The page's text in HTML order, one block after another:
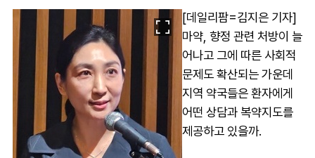
[데일리팜=김지은 기자]
마약, 향정 관련 처방이 늘
어나고 그에 따른 사회적
문제도 확산되는 가운데
지역 약국들은 환자에게
어떤 상담과 복약지도를
제공하고 있을까.